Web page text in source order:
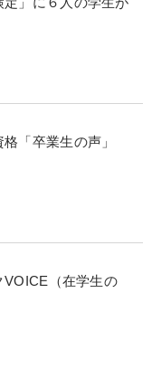
「卒業生の声」
VOICE（在学生の